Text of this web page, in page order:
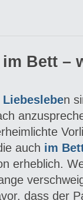
Bett –
Liebesleben
auch im
erheblich.
dass der